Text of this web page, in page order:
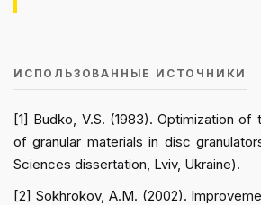
ИСПОЛЬЗОВАННЫЕ ИСТОЧНИКИ
[1] Budko, V.S. (1983). Optimization
of granular materials in disc
Sciences dissertation, Lviv, Ukraine).
[2] Sokhrokov, A.M. (2002).